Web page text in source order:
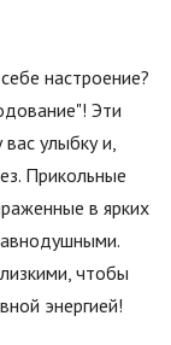
настроение?
Эти
улыбку и,
Прикольные
в ярких
чтобы
энергией!